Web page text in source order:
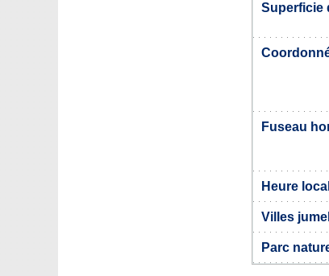
Superficie
Fuseau
Heure
Villes
Parc